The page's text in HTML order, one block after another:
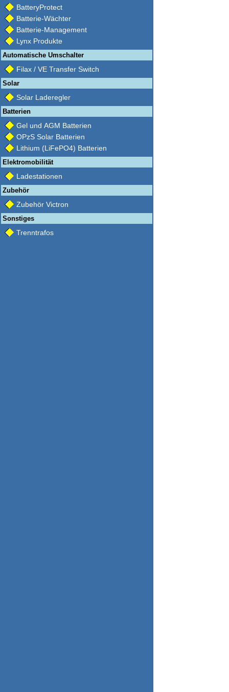
BatteryProtect
Batterie-Wächter
Batterie-Management
Lynx Produkte
Automatische Umschalter
Filax / VE Transfer Switch
Solar
Solar Laderegler
Batterien
Gel und AGM Batterien
OPzS Solar Batterien
Lithium (LiFePO4) Batterien
Elektromobilität
Ladestationen
Zubehör
Zubehör Victron
Sonstiges
Trenntrafos